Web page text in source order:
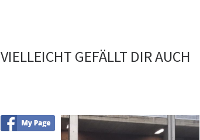
VIELLEICHT GEFÄLLT DIR AUCH